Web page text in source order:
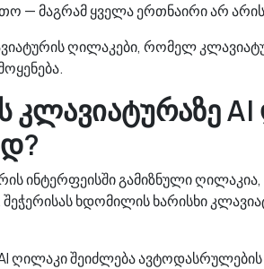
— მაგრამ ყველა ერთნაირი არ
ღილაკები, რომელ
კლავიატურაზე
ინტერფეისში გამიზნული
ხდომილის ხარისხი
შეიძლება ავტოდასრულების